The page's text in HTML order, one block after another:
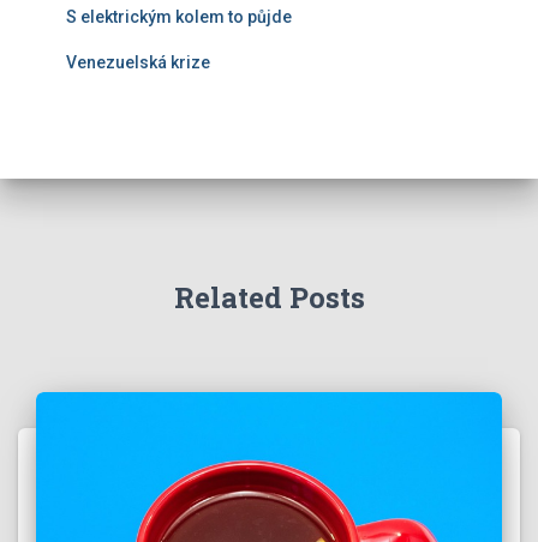
S elektrickým kolem to půjde
Venezuelská krize
Related Posts